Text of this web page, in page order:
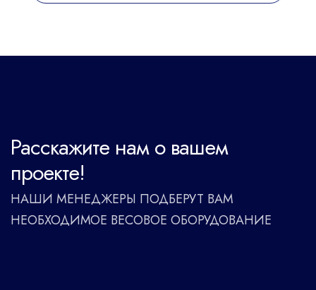
Расскажите нам о вашем
проекте!
НАШИ МЕНЕДЖЕРЫ ПОДБЕРУТ ВАМ
НЕОБХОДИМОЕ ВЕСОВОЕ ОБОРУДОВАНИЕ